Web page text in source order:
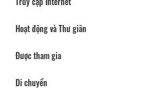
Hoạt động và Thư giãn
Được tham gia
Di chuyển